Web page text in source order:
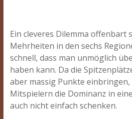
Ein cleveres Dilemma offenbart
Mehrheiten in den sechs
schnell, dass man unmöglich
haben kann. Da die
aber massig Punkte einbringen,
Mitspielern die Dominanz in
auch nicht einfach schenken.